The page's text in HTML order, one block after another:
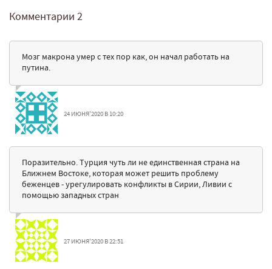
Комментарии 2
Мозг макрона умер с тех пор как, он начал работать на
путина.
24 ИЮНЯ'2020 В 10:20
Поразительно. Турция чуть ли не единственная страна на
Ближнем Востоке, которая может решить проблему
беженцев - урегулировать конфликты в Сирии, Ливии с
помощью западных стран
27 ИЮНЯ'2020 В 22:51